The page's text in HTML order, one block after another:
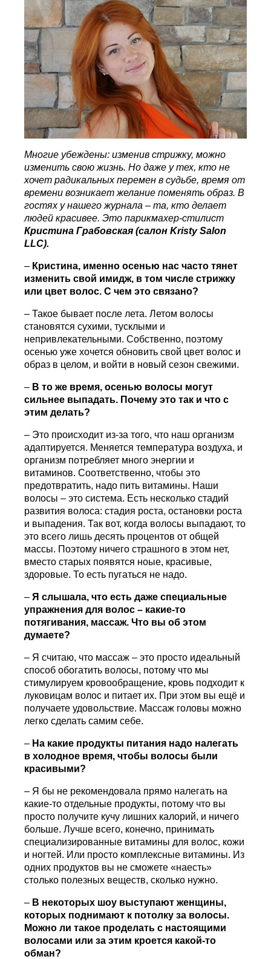
Многие убеждены: изменив стрижку, можно
изменить свою жизнь. Но даже у тех, кто не
хочет радикальных перемен в судьбе, время от
времени возникает желание поменять образ. В
гостях у нашего журнала – та, кто делает
людей красивее. Это парикмахер-стилист
Кристина Грабовская (салонKristy Salon
LLC).
– Кристина, именно осенью нас часто тянет
изменить свой имидж, в том числе стрижку
или цвет волос. С чем это связано?
– Такое бывает после лета. Летом волосы
становятся сухими, тусклыми и
непривлекательными. Собственно, поэтому
осенью уже хочется обновить свой цвет волос и
образ в целом, и войти в новый сезон свежими.
– В то же время, осенью волосы могут
сильнее выпадать. Почему это так и что с
этим делать?
– Это происходит из-за того, что наш организм
адаптируется. Меняется температура воздуха, и
организм потребляет много энергии и
витаминов. Соответственно, чтобы это
предотвратить, надо пить витамины. Наши
волосы – это система. Есть несколько стадий
развития волоса: стадия роста, остановки роста
и выпадения. Так вот, когда волосы выпадают, то
это всего лишь десять процентов от общей
массы. Поэтому ничего страшного в этом нет,
вместо старых появятся ноые, красивые,
здоровые. То есть пугаться не надо.
–Я слышала, что есть даже специальные
упражнения для волос – какие-то
потягивания, массаж. Что вы об этом
думаете?
– Я считаю, что массаж – это просто идеальный
способ обогатить волосы, потому что мы
стимулируем кровообращение, кровь подходит к
луковицам волос и питает их. При этом вы ещё и
получаете удовольствие. Массаж головы можно
легко сделать самим себе.
– На какие продукты питания надо налегать
в холодное время, чтобы волосы были
красивыми?
– Я бы не рекомендовала прямо налегать на
какие-то отдельные продукты, потому что вы
просто получите кучу лишних калорий, и ничего
больше. Лучше всего, конечно, принимать
специализированные витамины для волос, кожи
и ногтей. Или просто комплексные витамины. Из
одних продуктов вы не сможете «наесть»
столько полезных веществ, сколько нужно.
– В некоторых шоу выступают женщины,
которых поднимают к потолку за волосы.
Можно ли такое проделать с настоящими
волосами или за этим кроется какой-то
обман?